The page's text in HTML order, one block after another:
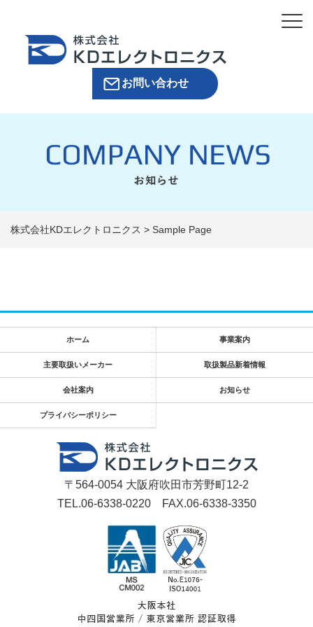
お問い合わせ
株式会社KDエレクトロニクス > Sample Page
ホーム 事業案内
主要取扱いメーカー 取扱製品新着情報
会社案内 お知らせ
プライバシーポリシー
〒564-0054 大阪府吹田市芳野町12-2
TEL.06-6338-0220 FAX.06-6338-3350